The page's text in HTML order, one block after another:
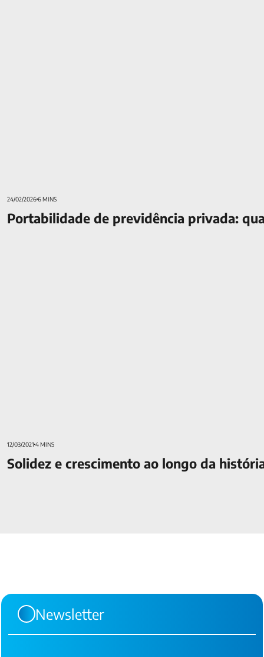
24/02/20266 MINS
Portabilidade de previdência privada:
12/03/2021 4 MINS
Solidez e crescimento ao longo da
Newsletter